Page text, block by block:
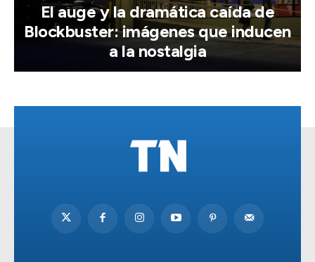
El auge y la dramática caída de
Blockbuster: imágenes que inducen
a la nostalgia